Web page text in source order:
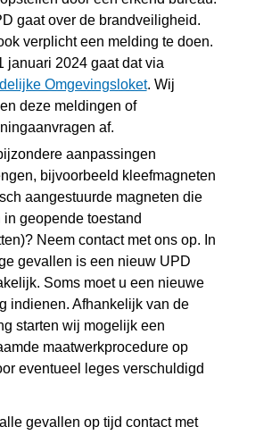
gaat over de brandveiligheid.
verplicht een melding te doen.
januari 2024 gaat dat via
Omgevingsloket(verwijst
andere
website)
. Wij
deze meldingen of
af.
aanpassingen
bijvoorbeeld kleefmagneten
aangestuurde magneten die
in geopende toestand
Neem contact met ons op. In
gevallen is een nieuw UPD
Soms moet u een nieuwe
indienen. Afhankelijk van de
starten wij mogelijk een
maatwerkprocedure op
eventueel leges verschuldigd
gevallen op tijd contact met